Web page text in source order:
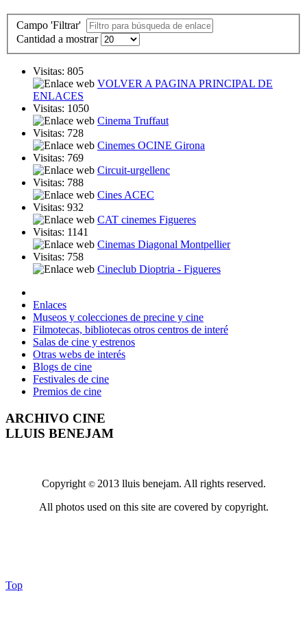
Campo 'Filtrar'
Cantidad a mostrar
Visitas: 805
VOLVER A PAGINA PRINCIPAL DE
ENLACES
Visitas: 1050
Cinema Truffaut
Visitas: 728
Cinemes OCINE Girona
Visitas: 769
Circuit-urgellenc
Visitas: 788
Cines ACEC
Visitas: 932
CAT cinemes Figueres
Visitas: 1141
Cinemas Diagonal Montpellier
Visitas: 758
Cineclub Dioptria - Figueres
Enlaces
Museos y colecciones de precine y cine
Filmotecas, bibliotecas otros centros de interé
Salas de cine y estrenos
Otras webs de interés
Blogs de cine
Festivales de cine
Premios de cine
ARCHIVO CINE
LLUIS BENEJAM
Copyright © 2013 lluis benejam. All rights reserved.
All photos used on this site are covered by copyright.
Top